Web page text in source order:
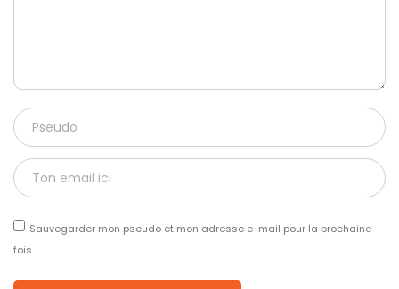
Sauvegarder mon pseudo et mon adresse e-mail pour la prochaine
fois.